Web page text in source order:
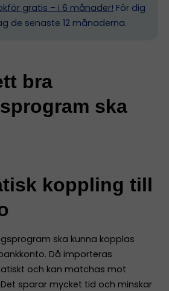
gratis – i 6 månader! För dig
de senaste 12 månaderna.
bra
ska
koppling till
ska kunna kopplas
Då importeras
och kan matchas mot
sparar mycket tid och minskar